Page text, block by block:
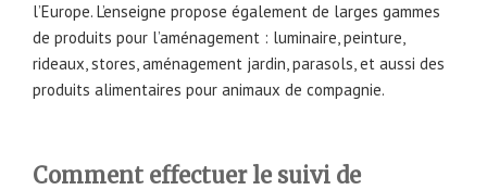
l’Europe. L’enseigne propose également de larges gammes
de produits pour l’aménagement : luminaire, peinture,
rideaux, stores, aménagement jardin, parasols, et aussi des
produits alimentaires pour animaux de compagnie.
Comment effectuer le suivi de